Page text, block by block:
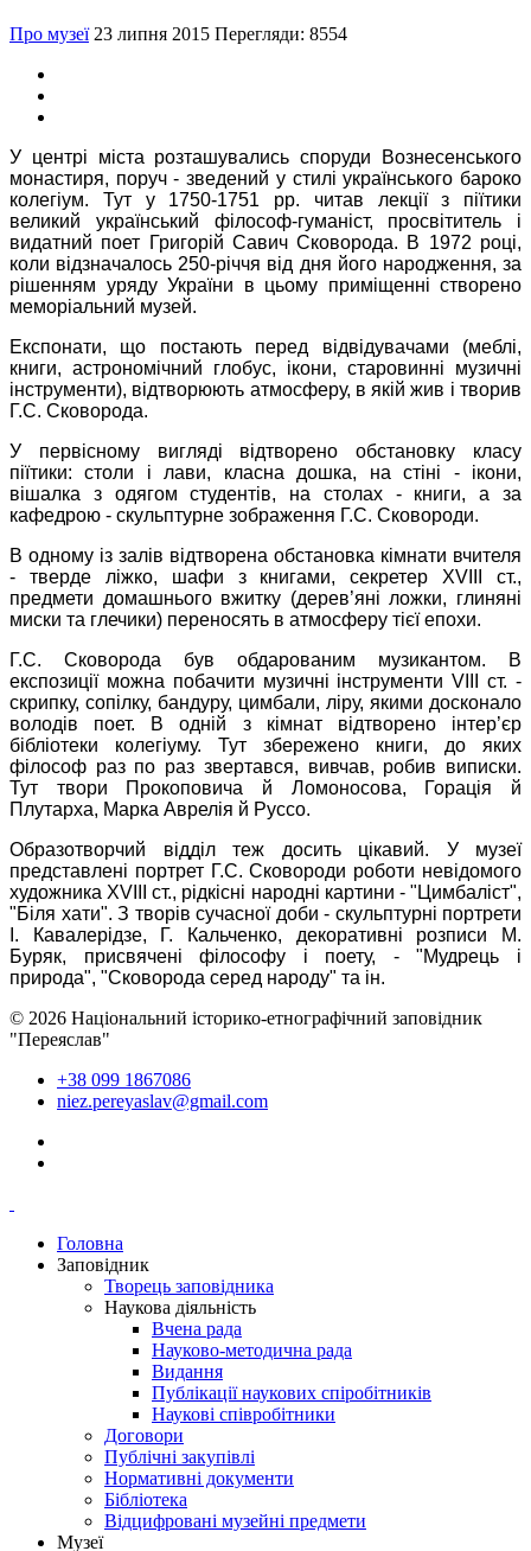
Про музеї 23 липня 2015 Перегляди: 8554
У центрі міста розташувались споруди Вознесенського
монастиря, поруч - зведений у стилі українського бароко
колегіум. Тут у 1750-1751 рр. читав лекції з піїтики
великий український філософ-гуманіст, просвітитель і
видатний поет Григорій Савич Сковорода. В 1972 році,
коли відзначалось 250-річчя від дня його народження, за
рішенням уряду України в цьому приміщенні створено
меморіальний музей.
Експонати, що постають перед відвідувачами (меблі,
книги, астрономічний глобус, ікони, старовинні музичні
інструменти), відтворюють атмосферу, в якій жив і творив
Г.С. Сковорода.
У первісному вигляді відтворено обстановку класу
піїтики: столи і лави, класна дошка, на стіні - ікони,
вішалка з одягом студентів, на столах - книги, а за
кафедрою - скульптурне зображення Г.С. Сковороди.
В одному із залів відтворена обстановка кімнати вчителя
- тверде ліжко, шафи з книгами, секретер XVIII ст.,
предмети домашнього вжитку (дерев’яні ложки, глиняні
миски та глечики) переносять в атмосферу тієї епохи.
Г.С. Сковорода був обдарованим музикантом. В
експозиції можна побачити музичні інструменти VIII ст. -
скрипку, сопілку, бандуру, цимбали, ліру, якими досконало
володів поет. В одній з кімнат відтворено інтер’єр
бібліотеки колегіуму. Тут збережено книги, до яких
філософ раз по раз звертався, вивчав, робив виписки.
Тут твори Прокоповича й Ломоносова, Горація й
Плутарха, Марка Аврелія й Руссо.
Образотворчий відділ теж досить цікавий. У музеї
представлені портрет Г.С. Сковороди роботи невідомого
художника XVIII ст., рідкісні народні картини - "Цимбаліст",
"Біля хати". З творів сучасної доби - скульптурні портрети
І. Кавалерідзе, Г. Кальченко, декоративні розписи М.
Буряк, присвячені філософу і поету, - "Мудрець і
природа", "Сковорода серед народу" та ін.
© 2026 Національний історико-етнографічний заповідник
"Переяслав"
+38 099 1867086
niez.pereyaslav@gmail.com
Головна
Заповідник
Творець заповідника
Наукова діяльність
Вчена рада
Науково-методична рада
Видання
Публікації наукових спіробітників
Наукові співробітники
Договори
Публічні закупівлі
Нормативні документи
Бібліотека
Відцифровані музейні предмети
Музеї